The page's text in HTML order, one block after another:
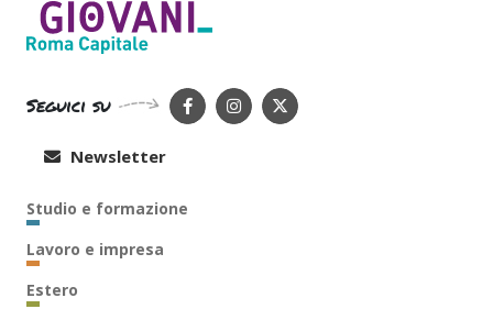
Seguici su
Newsletter
Studio e formazione
Lavoro e impresa
Estero